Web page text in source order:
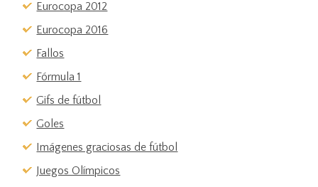
Eurocopa 2012
Eurocopa 2016
Fallos
Fórmula 1
Gifs de fútbol
Goles
Imágenes graciosas de fútbol
Juegos Olímpicos